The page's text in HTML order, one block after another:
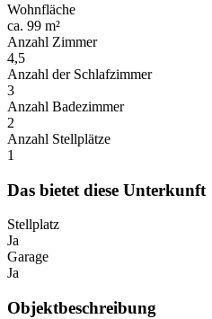
Wohnfläche
ca. 99 m²
Anzahl Zimmer
4,5
Anzahl der Schlafzimmer
3
Anzahl Badezimmer
2
Anzahl Stellplätze
1
Das bietet diese Unterkunft
Stellplatz
Ja
Garage
Ja
Objektbeschreibung